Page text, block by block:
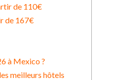
de 110€
de 167€
à Mexico ?
meilleurs hôtels